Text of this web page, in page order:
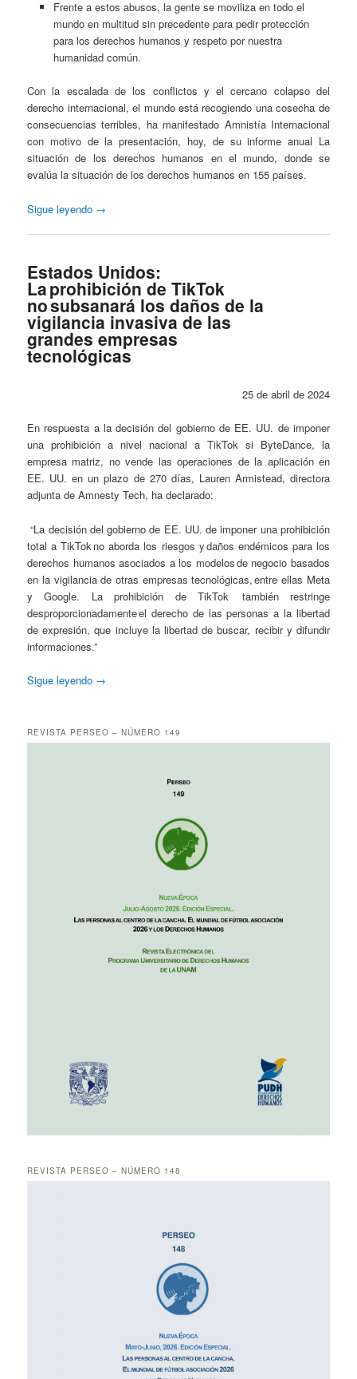
Frente a estos abusos, la gente se moviliza en todo el
mundo en multitud sin precedente para pedir protección
para los derechos humanos y respeto por nuestra
humanidad común.
Con la escalada de los conflictos y el cercano colapso del
derecho internacional, el mundo está recogiendo una cosecha de
consecuencias terribles, ha manifestado Amnistía Internacional
con motivo de la presentación, hoy, de su informe anual La
situación de los derechos humanos en el mundo, donde se
evalúa la situación de los derechos humanos en 155 países.
Sigue leyendo →
Estados Unidos:
La prohibición de TikTok
no subsanará los daños de la
vigilancia invasiva de las
grandes empresas
tecnológicas
25 de abril de 2024
En respuesta a la decisión del gobierno de EE. UU. de imponer
una prohibición a nivel nacional a TikTok si ByteDance, la
empresa matriz, no vende las operaciones de la aplicación en
EE. UU. en un plazo de 270 días, Lauren Armistead, directora
adjunta de Amnesty Tech, ha declarado:
“La decisión del gobierno de EE. UU. de imponer una prohibición
total a TikTok no aborda los riesgos y daños endémicos para los
derechos humanos asociados a los modelos de negocio basados
en la vigilancia de otras empresas tecnológicas, entre ellas Meta
y Google. La prohibición de TikTok también restringe
desproporcionadamente el derecho de las personas a la libertad
de expresión, que incluye la libertad de buscar, recibir y difundir
informaciones.”
Sigue leyendo →
REVISTA PERSEO – NÚMERO 149
REVISTA PERSEO – NÚMERO 148